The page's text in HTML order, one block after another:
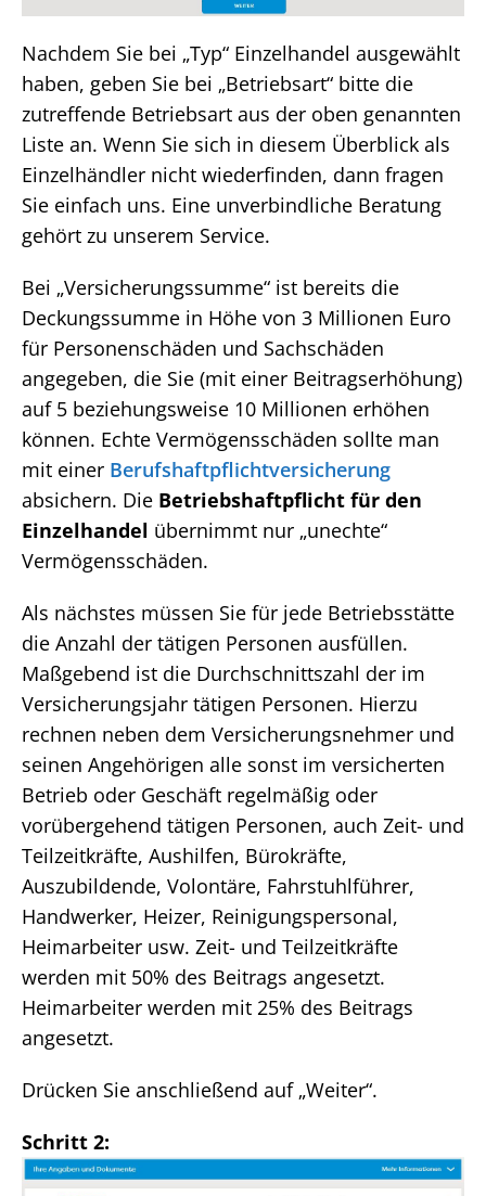
Nachdem Sie bei „Typ“ Einzelhandel ausgewählt
haben, geben Sie bei „Betriebsart“ bitte die
zutreffende Betriebsart aus der oben genannten
Liste an. Wenn Sie sich in diesem Überblick als
Einzelhändler nicht wiederfinden, dann fragen
Sie einfach uns. Eine unverbindliche Beratung
gehört zu unserem Service.
Bei „Versicherungssumme“ ist bereits die
Deckungssumme in Höhe von 3 Millionen Euro
für Personenschäden und Sachschäden
angegeben, die Sie (mit einer Beitragserhöhung)
auf 5 beziehungsweise 10 Millionen erhöhen
können. Echte Vermögensschäden sollte man
mit einer Berufshaftpflichtversicherung
absichern. Die Betriebshaftpflicht für den
Einzelhandel übernimmt nur „unechte“
Vermögensschäden.
Als nächstes müssen Sie für jede Betriebsstätte
die Anzahl der tätigen Personen ausfüllen.
Maßgebend ist die Durchschnittszahl der im
Versicherungsjahr tätigen Personen. Hierzu
rechnen neben dem Versicherungsnehmer und
seinen Angehörigen alle sonst im versicherten
Betrieb oder Geschäft regelmäßig oder
vorübergehend tätigen Personen, auch Zeit- und
Teilzeitkräfte, Aushilfen, Bürokräfte,
Auszubildende, Volontäre, Fahrstuhlführer,
Handwerker, Heizer, Reinigungspersonal,
Heimarbeiter usw. Zeit- und Teilzeitkräfte
werden mit 50% des Beitrags angesetzt.
Heimarbeiter werden mit 25% des Beitrags
angesetzt.
Drücken Sie anschließend auf „Weiter“.
Schritt 2: